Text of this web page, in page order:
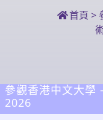
首頁 >
參觀香港中文大學
2026